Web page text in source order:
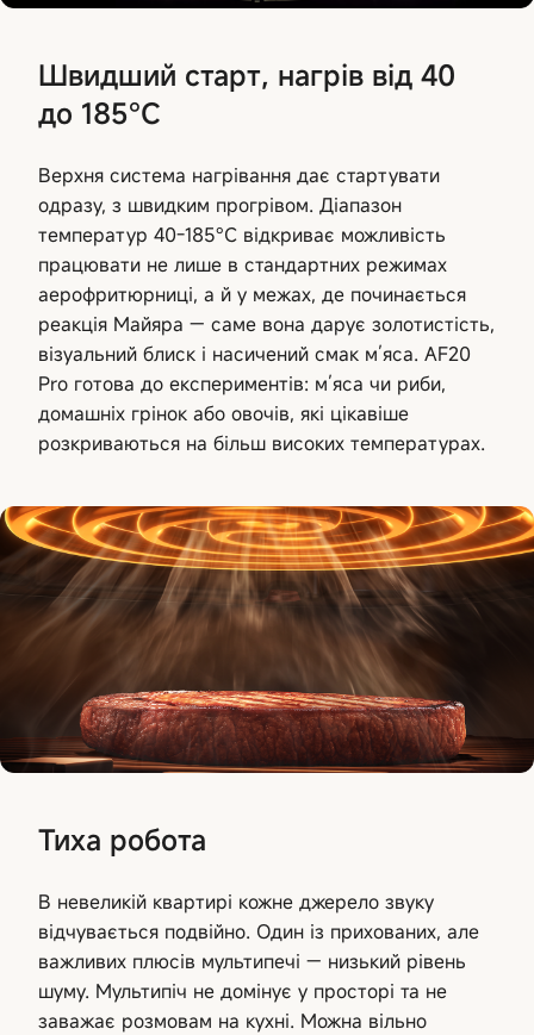
Швидший старт, нагрів від 40
до 185°C
Верхня система нагрівання дає стартувати
одразу, з швидким прогрівом. Діапазон
температур 40-185°C відкриває можливість
працювати не лише в стандартних режимах
аерофритюрниці, а й у межах, де починається
реакція Майяра — саме вона дарує золотистість,
візуальний блиск і насичений смак м’яса. AF20
Pro готова до експериментів: м’яса чи риби,
домашніх грінок або овочів, які цікавіше
розкриваються на більш високих температурах.
Тиха робота
В невеликій квартирі кожне джерело звуку
відчувається подвійно. Один із прихованих, але
важливих плюсів мультипечі — низький рівень
шуму. Мультипіч не домінує у просторі та не
заважає розмовам на кухні. Можна вільно